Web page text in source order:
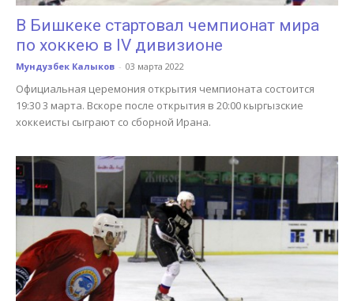
В Бишкеке стартовал чемпионат мира
по хоккею в IV дивизионе
Мундузбек Калыков - 03 марта 2022
Официальная церемония открытия чемпионата состоится
19:30 3 марта. Вскоре после открытия в 20:00 кыргызские
хоккеисты сыграют со сборной Ирана.